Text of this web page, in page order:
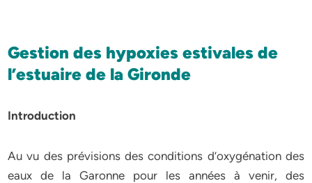
Gestion des hypoxies estivales de
l’estuaire de la Gironde
Introduction
Au vu des prévisions des conditions d’oxygénation des
eaux de la Garonne pour les années à venir, des